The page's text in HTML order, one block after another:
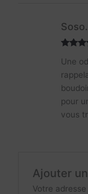
5
Soso.
Une
pour
vous
Ajouter
Votre